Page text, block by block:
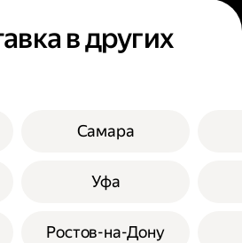
в других
Самара
Уфа
Ростов-на-Дону